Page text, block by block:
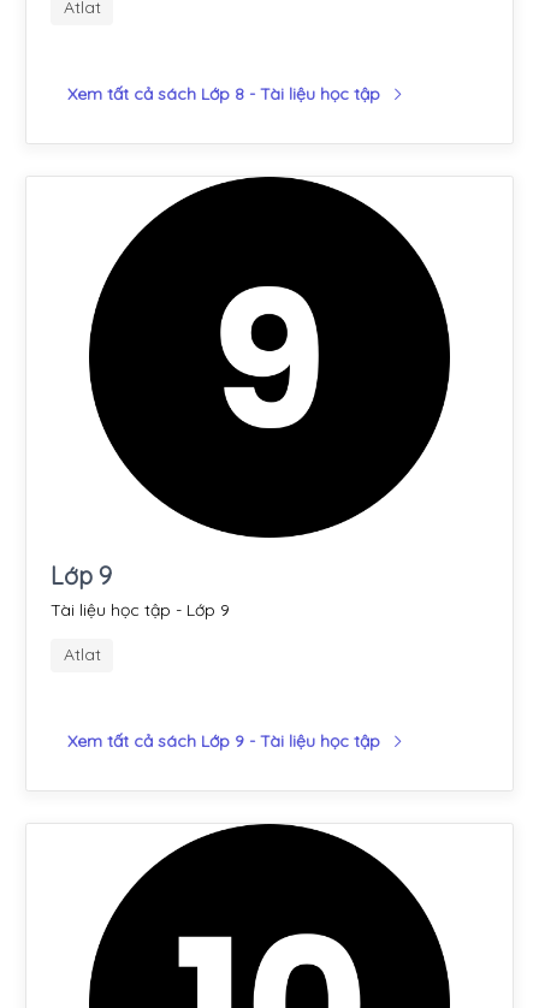
Atlat
Xem tất cả sách Lớp 8 - Tài liệu học tập
Lớp 9
Tài liệu học tập - Lớp 9
Atlat
Xem tất cả sách Lớp 9 - Tài liệu học tập